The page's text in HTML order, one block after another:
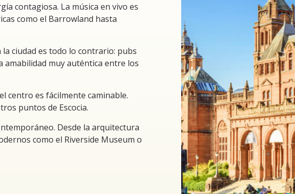
contagiosa. La música en vivo es
como el Barrowland hasta
la ciudad es todo lo contrario: pubs
amabilidad muy auténtica entre los
centro es fácilmente caminable.
puntos de Escocia.
Desde la arquitectura
como el Riverside Museum o